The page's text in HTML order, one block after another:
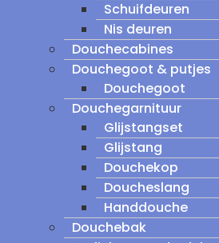
Schuifdeuren
Nis deuren
Douchecabines
Douchegoot & putjes
Douchegoot
Douchegarnituur
Glijstangset
Glijstang
Douchekop
Doucheslang
Handdouche
Douchebak